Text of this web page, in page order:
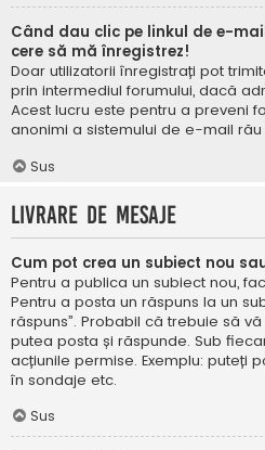
Când dau clic pe linkul de e-
cere să mă înregistrez!
Doar utilizatorii înregistrați pot
prin intermediul forumului, dacă
Acest lucru este pentru a preveni
anonimi a sistemului de e-mail rău
Sus
Livrare de mesaje
Cum pot crea un subiect nou
Pentru a publica un subiect nou,
Pentru a posta un răspuns la un
răspuns”. Probabil că trebuie să
putea posta și răspunde. Sub
acțiunile permise. Exemplu: puteți
în sondaje etc.
Sus